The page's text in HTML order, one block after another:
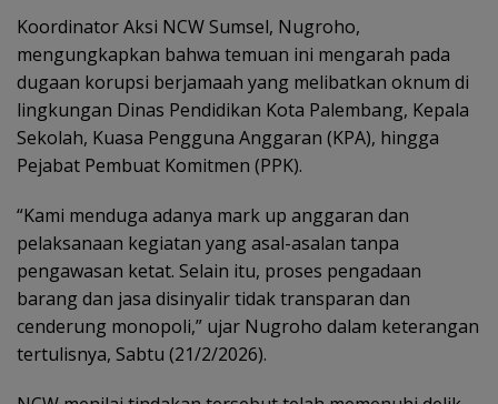
Koordinator Aksi NCW Sumsel, Nugroho,
mengungkapkan bahwa temuan ini mengarah pada
dugaan korupsi berjamaah yang melibatkan oknum di
lingkungan Dinas Pendidikan Kota Palembang, Kepala
Sekolah, Kuasa Pengguna Anggaran (KPA), hingga
Pejabat Pembuat Komitmen (PPK).
“Kami menduga adanya mark up anggaran dan
pelaksanaan kegiatan yang asal-asalan tanpa
pengawasan ketat. Selain itu, proses pengadaan
barang dan jasa disinyalir tidak transparan dan
cenderung monopoli,” ujar Nugroho dalam keterangan
tertulisnya, Sabtu (21/2/2026).